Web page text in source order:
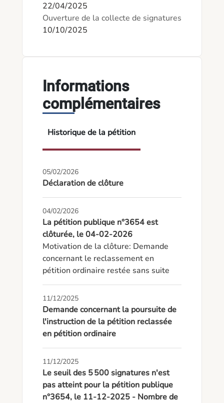
22/04/2025
Ouverture de la collecte de signatures
10/10/2025
Informations
complémentaires
Historique de la pétition
05/02/2026
Déclaration de clôture
04/02/2026
La pétition publique n°3654 est
clôturée, le 04-02-2026
Motivation de la clôture: Demande
concernant le reclassement en
pétition ordinaire restée sans suite
11/12/2025
Demande concernant la poursuite de
l'instruction de la pétition reclassée
en pétition ordinaire
11/12/2025
Le seuil des 5 500 signatures n'est
pas atteint pour la pétition publique
n°3654, le 11-12-2025 - Nombre de